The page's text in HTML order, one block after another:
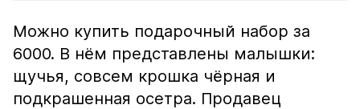
Можно купить подарочный набор за
6000. В нём представлены малышки:
щучья, совсем крошка чёрная и
подкрашенная осетра. Продавец